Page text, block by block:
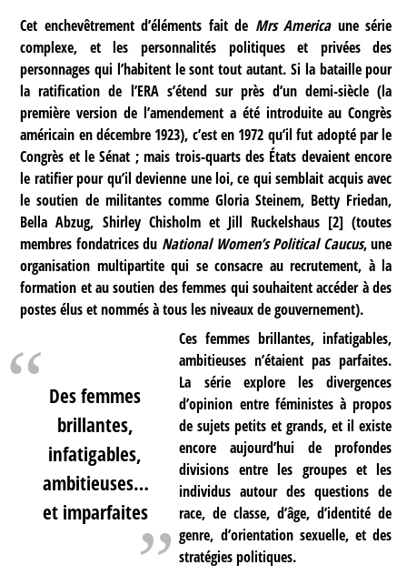
Cet enchevêtrement d’éléments fait de Mrs Americaune série
complexe, et les personnalités politiques et privées des
personnages qui l’habitent le sont tout autant. Si la bataille pour
la ratification de l’ERA s’étend sur près d’un demi-siècle (la
première version de l’amendement a été introduite au Congrès
américain en décembre 1923), c’est en 1972 qu’il fut adopté par le
Congrès et le Sénat ; mais trois-quarts des États devaient encore
le ratifier pour qu’il devienne une loi, ce qui semblait acquis avec
le soutien de militantes comme Gloria Steinem, Betty Friedan,
Bella Abzug, Shirley Chisholm et Jill Ruckelshaus [2] (toutes
membres fondatrices du National Women’s Political Caucus, une
organisation multipartite qui se consacre au recrutement, à la
formation et au soutien des femmes qui souhaitent accéder à des
postes élus et nommés à tous les niveaux de gouvernement).
Des femmes
brillantes,
infatigables,
ambitieuses…
et imparfaites
Ces femmes brillantes, infatigables,
ambitieuses n’étaient pas parfaites.
La série explore les divergences
d’opinion entre féministes à propos
de sujets petits et grands, et il existe
encore aujourd’hui de profondes
divisions entre les groupes et les
individus autour des questions de
race, de classe, d’âge, d’identité de
genre, d’orientation sexuelle, et des
stratégies politiques.